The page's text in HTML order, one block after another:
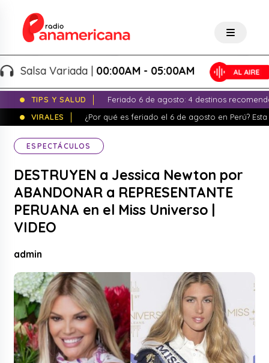
Variada |00:00AM - 05:00AM
TIPS Y SALUD
Feriado 6 de agosto: 4 destinos
VIRALES
¿Por qué es feriado el 6 de agosto en Perú?
ESPECTÁCULOS
DESTRUYEN a Jessica Newton por
ABANDONAR a REPRESENTANTE
PERUANA en el Miss Universo |
VIDEO
admin